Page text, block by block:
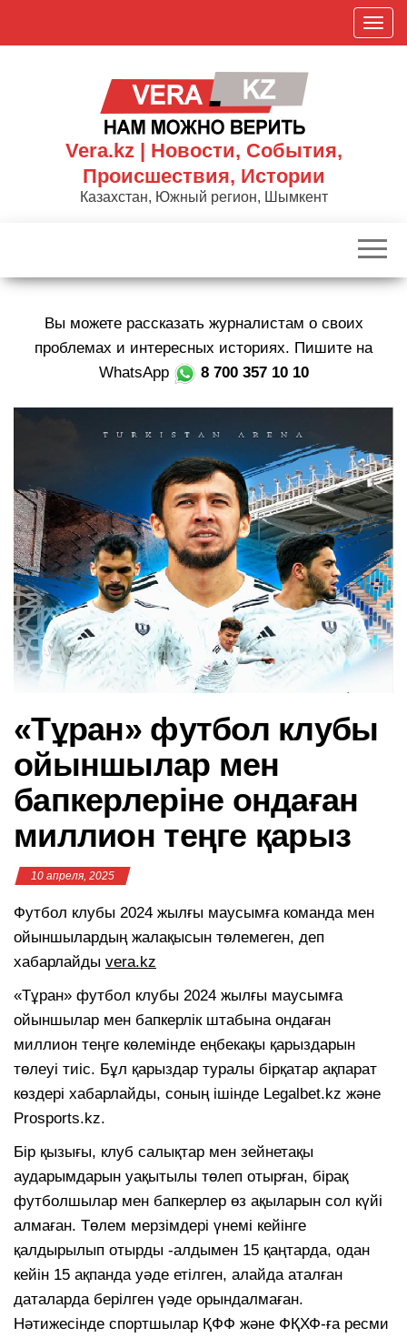
П
о
к
р
г
а
ц
и
Vera.kz | Новости, События,
Происшествия, Истории
Казахстан, Южный регион, Шымкент
Вы можете рассказать журналистам о своих
проблемах и интересных историях. Пишите на
WhatsApp
8 700 357 10 10
«Тұран» футбол клубы
ойыншылар мен
бапкерлеріне ондаған
миллион теңге қарыз
10 апреля, 2025
Футбол клубы 2024 жылғы маусымға команда мен
ойыншылардың жалақысын төлемеген, деп
хабарлайды vera.kz
«Тұран» футбол клубы 2024 жылғы маусымға
ойыншылар мен бапкерлік штабына ондаған
миллион теңге көлемінде еңбекақы қарыздарын
төлеуі тиіс. Бұл қарыздар туралы бірқатар ақпарат
көздері хабарлайды, соның ішінде Legalbet.kz және
Prosports.kz.
Бір қызығы, клуб салықтар мен зейнетақы
аударымдарын уақытылы төлеп отырған, бірақ
футболшылар мен бапкерлер өз ақыларын сол күйі
алмаған. Төлем мерзімдері үнемі кейінге
қалдырылып отырды -алдымен 15 қаңтарда, одан
кейін 15 ақпанда уәде етілген, алайда аталған
даталарда берілген үәде орындалмаған.
Нәтижесінде спортшылар ҚФФ және ФҚХФ-ға ресми